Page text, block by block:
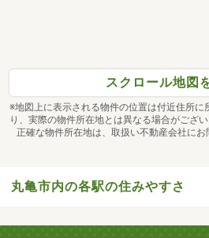
スクロール地図
※地図上に表示される物件の位置は付近住所に
り、実際の物件所在地とは異なる場合がござい
正確な物件所在地は、取扱い不動産会社にお
丸亀市内の各駅の住みやすさ